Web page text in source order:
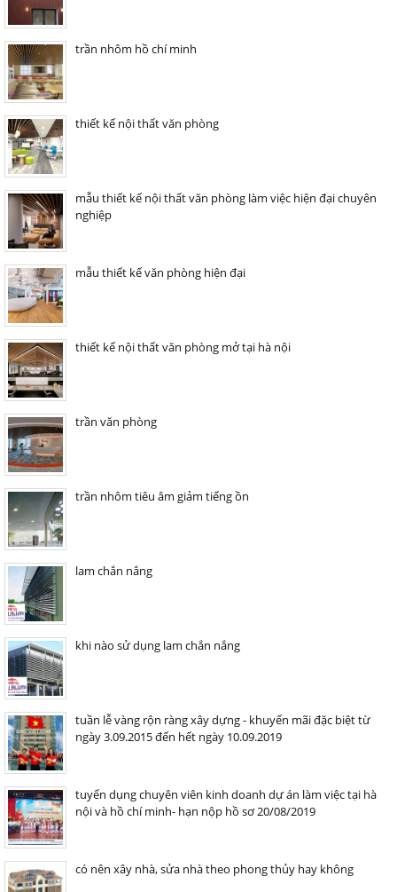
trần nhôm hồ chí minh
thiết kế nội thất văn phòng
mẫu thiết kế nội thất văn phòng làm việc hiện đại chuyên
nghiệp
mẫu thiết kế văn phòng hiện đại
thiết kế nội thất văn phòng mở tại hà nội
trần văn phòng
trần nhôm tiêu âm giảm tiếng ồn
lam chắn nắng
khi nào sử dụng lam chắn nắng
tuần lễ vàng rộn ràng xây dựng - khuyến mãi đặc biệt từ
ngày 3.09.2015 đến hết ngày 10.09.2019
tuyển dụng chuyên viên kinh doanh dự án làm việc tại hà
nội và hồ chí minh- hạn nộp hồ sơ 20/08/2019
có nên xây nhà, sửa nhà theo phong thủy hay không